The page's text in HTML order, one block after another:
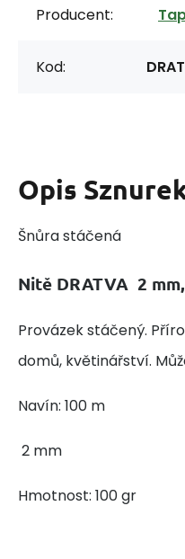
Producent:
Kod:
Opis
Šnůra stáčená
Nitě DRATVA 2
Provázek stáčený.
domů, květinářství.
Navín: 100 m
2 mm
Hmotnost: 100 gr